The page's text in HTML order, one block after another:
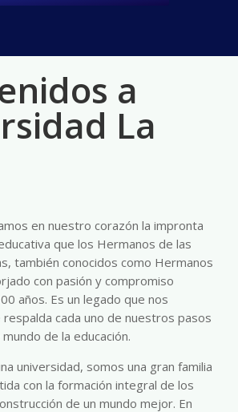
a
La
en nuestro corazón la impronta
que los Hermanos de las
también conocidos como Hermanos
con pasión y compromiso
años. Es un legado que nos
cada uno de nuestros pasos
de la educación.
universidad, somos una gran familia
con la formación integral de los
de un mundo mejor. En